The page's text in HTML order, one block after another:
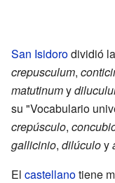
San Isidorodividió
crepusculum,
matutinumy
su "Vocabulario
crepúsculo,
gallicinio, dilúculoy
El castellanotiene